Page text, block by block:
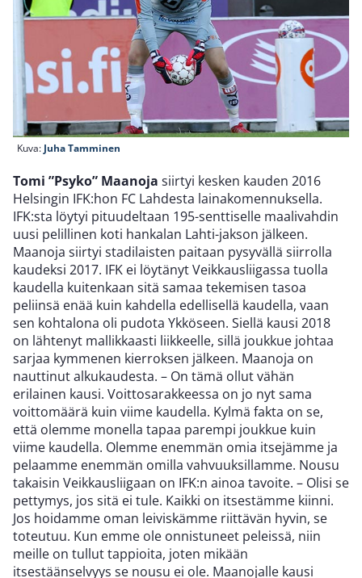
Kuva: Juha Tamminen
Tomi ”Psyko” Maanoja siirtyi kesken kauden 2016
Helsingin IFK:hon FC Lahdesta lainakomennuksella.
IFK:sta löytyi pituudeltaan 195-senttiselle maalivahdin
uusi pelillinen koti hankalan Lahti-jakson jälkeen.
Maanoja siirtyi stadilaisten paitaan pysyvällä siirrolla
kaudeksi 2017. IFK ei löytänyt Veikkausliigassa tuolla
kaudella kuitenkaan sitä samaa tekemisen tasoa
peliinsä enää kuin kahdella edellisellä kaudella, vaan
sen kohtalona oli pudota Ykköseen. Siellä kausi 2018
on lähtenyt mallikkaasti liikkeelle, sillä joukkue johtaa
sarjaa kymmenen kierroksen jälkeen. Maanoja on
nauttinut alkukaudesta. – On tämä ollut vähän
erilainen kausi. Voittosarakkeessa on jo nyt sama
voittomäärä kuin viime kaudella. Kylmä fakta on se,
että olemme monella tapaa parempi joukkue kuin
viime kaudella. Olemme enemmän omia itsejämme ja
pelaamme enemmän omilla vahvuuksillamme. Nousu
takaisin Veikkausliigaan on IFK:n ainoa tavoite. – Olisi se
pettymys, jos sitä ei tule. Kaikki on itsestämme kiinni.
Jos hoidamme oman leiviskämme riittävän hyvin, se
toteutuu. Kun emme ole onnistuneet peleissä, niin
meille on tullut tappioita, joten mikään
itsestäänselvyys se nousu ei ole. Maanojalle kausi